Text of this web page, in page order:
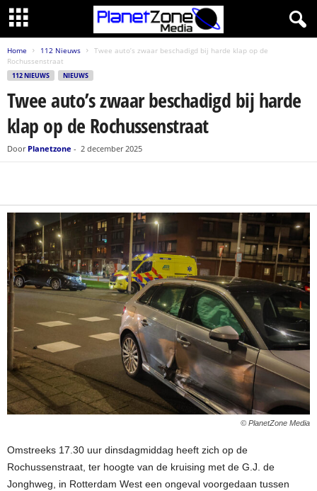
Home 112 Nieuws
Twee auto’s zwaar beschadigd bij harde klap op de
Rochussenstraat
112 NIEUWS NIEUWS
Twee auto’s zwaar beschadigd bij harde
klap op de Rochussenstraat
Door Planetzone - 2 december 2025
© PlanetZone Media
Omstreeks 17.30 uur dinsdagmiddag heeft zich op de
Rochussenstraat, ter hoogte van de kruising met de G.J. de
Jonghweg, in Rotterdam West een ongeval voorgedaan tussen